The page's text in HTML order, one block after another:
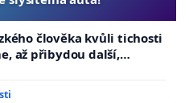
člověka kvůli tichosti
až přibydou další,